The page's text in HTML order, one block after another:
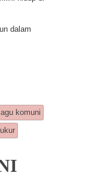
dalam
lagu komuni